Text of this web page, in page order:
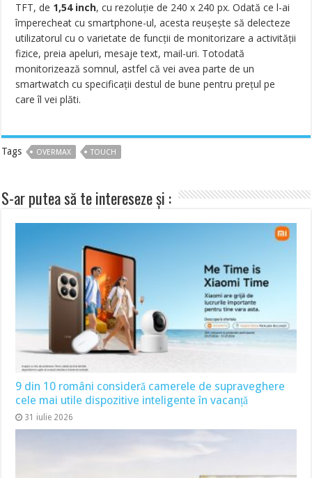
TFT, de 1,54 inch, cu rezoluție de 240 x 240 px. Odată ce l-ai
împerecheat cu smartphone-ul, acesta reușește să delecteze
utilizatorul cu o varietate de funcții de monitorizare a activității
fizice, preia apeluri, mesaje text, mail-uri. Totodată
monitorizează somnul, astfel că vei avea parte de un
smartwatch cu specificații destul de bune pentru prețul pe
care îl vei plăti.
Tags OVERMAX TOUCH
S-ar putea să te intereseze și :
9 din 10 români consideră camerele de supraveghere
cele mai utile dispozitive inteligente în vacanță
31 iulie 2026